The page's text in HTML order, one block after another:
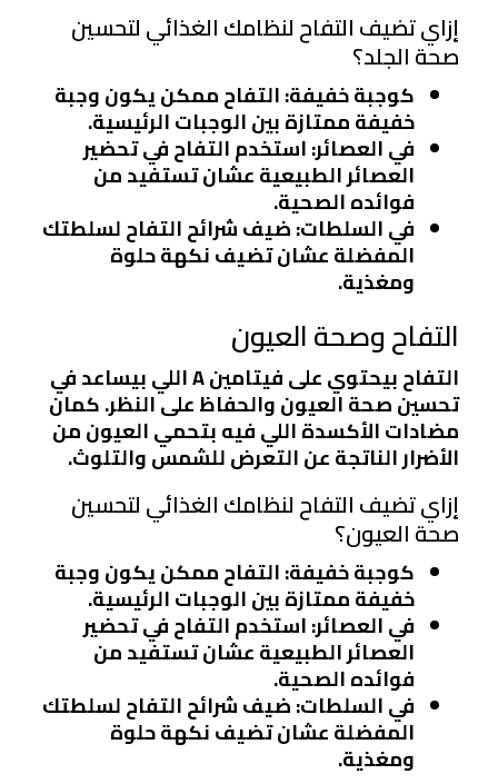
إزاي تضيف التفاح لنظامك الغذائي لتحسين
صحة الجلد؟
كوجبة خفيفة: التفاح ممكن يكون وجبة
خفيفة ممتازة بين الوجبات الرئيسية.
في العصائر: استخدم التفاح في تحضير
العصائر الطبيعية عشان تستفيد من
فوائده الصحية.
في السلطات: ضيف شرائح التفاح لسلطتك
المفضلة عشان تضيف نكهة حلوة
ومغذية.
التفاح وصحة العيون
التفاح بيحتوي على فيتامين A اللي بيساعد في
تحسين صحة العيون والحفاظ على النظر. كمان
مضادات الأكسدة اللي فيه بتحمي العيون من
الأضرار الناتجة عن التعرض للشمس والتلوث.
إزاي تضيف التفاح لنظامك الغذائي لتحسين
صحة العيون؟
كوجبة خفيفة: التفاح ممكن يكون وجبة
خفيفة ممتازة بين الوجبات الرئيسية.
في العصائر: استخدم التفاح في تحضير
العصائر الطبيعية عشان تستفيد من
فوائده الصحية.
في السلطات: ضيف شرائح التفاح لسلطتك
المفضلة عشان تضيف نكهة حلوة
ومغذية.